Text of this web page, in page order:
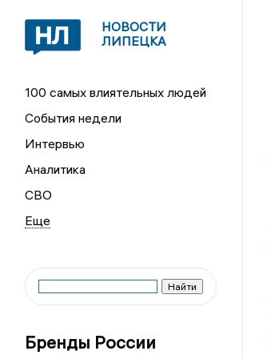
НОВОСТИ
ЛИПЕЦКА
100 самых влиятельных людей
События недели
Интервью
Аналитика
СВО
Бренды России